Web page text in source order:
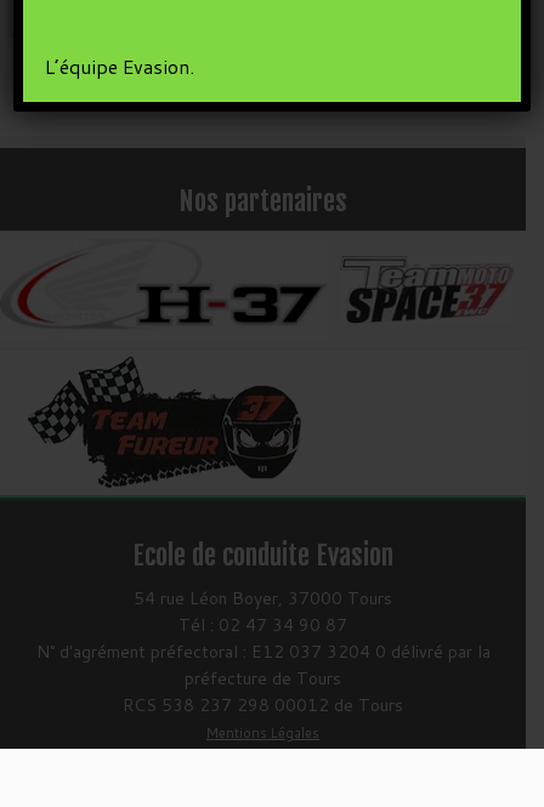
Nos partenaires
Ecole de conduite Evasion
54 rue Léon Boyer, 37000 Tours
Tél : 02 47 34 90 87
N° d'agrément préfectoral : E12 037 3204 0 délivré par la
préfecture de Tours
RCS 538 237 298 00012 de Tours
Mentions Légales
L’équipe Evasion.